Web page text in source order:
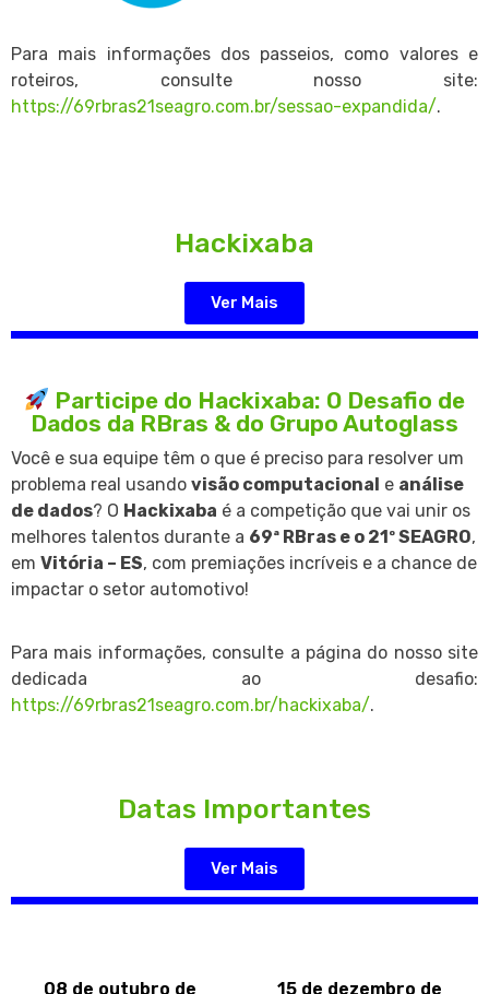
Para mais informações dos passeios, como valores e
roteiros, consulte nosso site:
https://69rbras21seagro.com.br/sessao-expandida/.
Hackixaba
Ver Mais
Participe do Hackixaba: O Desafio de
Dados da RBras & do Grupo Autoglass
Você e sua equipe têm o que é preciso para resolver um
problema real usando visão computacional e análise
de dados? O Hackixaba é a competição que vai unir os
melhores talentos durante a 69ª RBras e o 21º SEAGRO,
em Vitória – ES, com premiações incríveis e a chance de
impactar o setor automotivo!
Para mais informações, consulte a página do nosso site
dedicada ao desafio:
https://69rbras21seagro.com.br/hackixaba/.
Datas Importantes
Ver Mais
08 de outubro de 15 de dezembro de